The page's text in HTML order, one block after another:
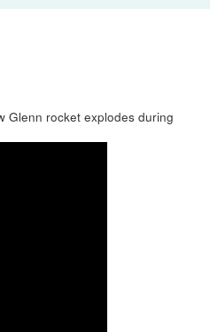
Glenn rocket explodes during